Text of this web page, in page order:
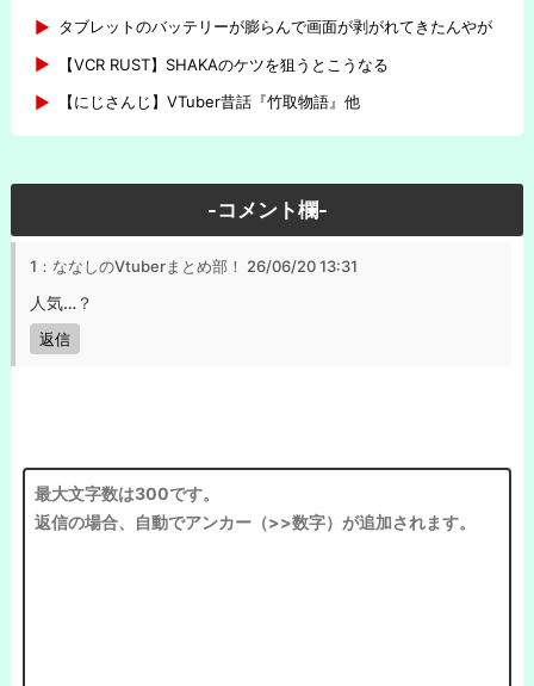
タブレットのバッテリーが膨らんで画面が剥がれてきたんやが
【VCR RUST】SHAKAのケツを狙うとこうなる
【にじさんじ】VTuber昔話『竹取物語』他
-コメント欄-
1：ななしのVtuberまとめ部！ 26/06/20 13:31
人気…？
返信